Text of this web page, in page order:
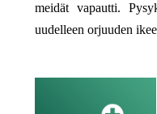
meidät vapautti.
uudelleen orjuuden